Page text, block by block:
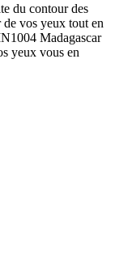
du contour des
vos yeux tout en
Madagascar
yeux vous en